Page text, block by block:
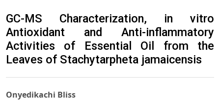
GC-MS Characterization, in vitro
Antioxidant and Anti-inflammatory
Activities of Essential Oil from the
Leaves of Stachytarpheta jamaicensis
Onyedikachi Bliss